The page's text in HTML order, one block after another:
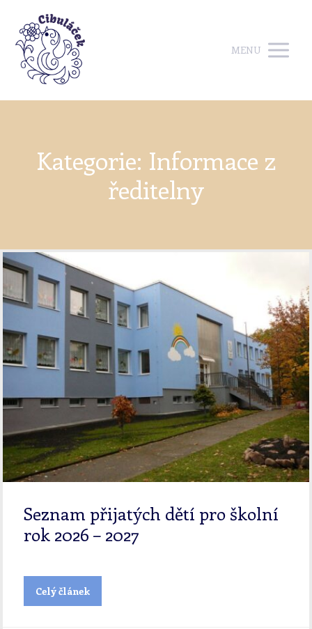
MENU
Kategorie: Informace z
ředitelny
Seznam přijatých dětí pro školní
rok 2026 – 2027
Celý článek